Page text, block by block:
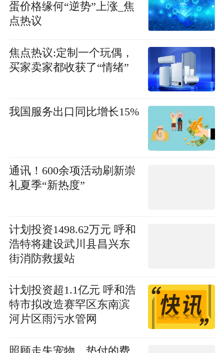
蛋价格缘何“逆势”上涨_焦
点热议
焦点热议:定制一个玩偶，
买家卖家都收获了“情绪”
我国服务出口同比增长15%
通讯！600余项活动刷新崇
礼夏季“新热度”
计划投资1498.62万元 呼和
浩特将建设武川县昌兴东
街消防救援站
计划投资超1.1亿元 呼和浩
特市拟改造赛罕区东南滨
河片区雨污水管网